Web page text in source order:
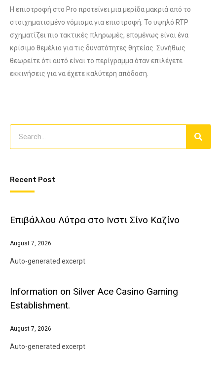
Η επιστροφή στο Pro προτείνει μια μερίδα μακριά από το
στοιχηματισμένο νόμισμα για επιστροφή. Το υψηλό RTP
σχηματίζει πιο τακτικές πληρωμές, επομένως είναι ένα
κρίσιμο θεμέλιο για τις δυνατότητες θητείας. Συνήθως
θεωρείτε ότι αυτό είναι το περίγραμμα όταν επιλέγετε
εκκινήσεις για να έχετε καλύτερη απόδοση.
Recent Post
Επιβάλλου Λύτρα στο Ινστι Σίνο Καζίνο
August 7, 2026
Auto-generated excerpt
Information on Silver Ace Casino Gaming
Establishment.
August 7, 2026
Auto-generated excerpt